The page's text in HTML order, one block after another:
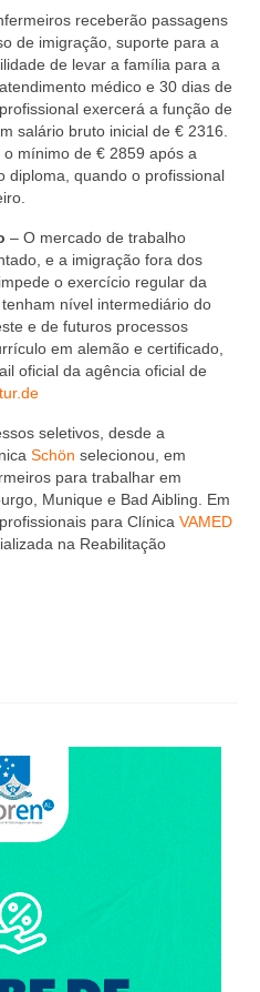
receberão passagens
de imigração, suporte para a
de levar a família para a
médico e 30 dias de
exercerá a função de
salário bruto inicial de € 2316.
mínimo de € 2859 após a
diploma, quando o profissional
– O mercado de trabalho
e a imigração fora dos
o exercício regular da
nível intermediário do
e de futuros processos
em alemão e certificado,
oficial da agência oficial de
seletivos, desde a
Schön selecionou, em
para trabalhar em
Munique e Bad Aibling. Em
para Clínica VAMED
na Reabilitação